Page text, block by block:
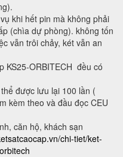
khi hết pin mà không phải
(chìa dự phòng). không tốn
vẫn trôi chảy, két vẫn an
KS25-ORBITECH đều có
được lưu lại 100 lần (
kèm theo và đầu đọc CEU
căn hộ, khách sạn
chi-tiet/ket-